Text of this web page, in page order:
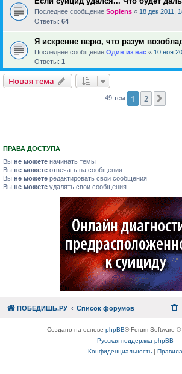
Последнее сообщение Sopiens « 18 дек 2011,
Ответы: 64
Я искренне верю, что разум
Последнее сообщение Один из нас « 10 ноя
Ответы: 1
Новая тема
49 тем 1 2
ПРАВА ДОСТУПА
Вы не можете начинать темы
Вы не можете отвечать на сообщения
Вы не можете редактировать свои сообщения
Вы не можете удалять свои сообщения
ПОБЕДИШЬ.РУ Список форумов
Создано на основе phpBB® Forum Software ©
Русская поддержка phpBB
Конфиденциальность| Правила